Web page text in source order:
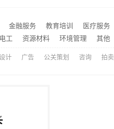
匠心制作新中式设计公司，华居不锈钢传承东方美学
金融服务 教育培训 医疗服务
工 资源材料 环境管理 其他
计 广告 公关策划 咨询 拍卖